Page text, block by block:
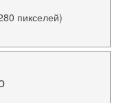
пикселей)